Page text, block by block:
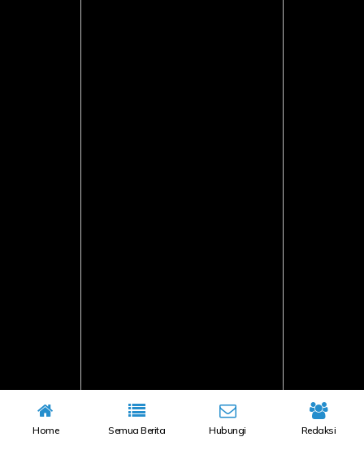
Home Semua Berita Hubungi Redaksi